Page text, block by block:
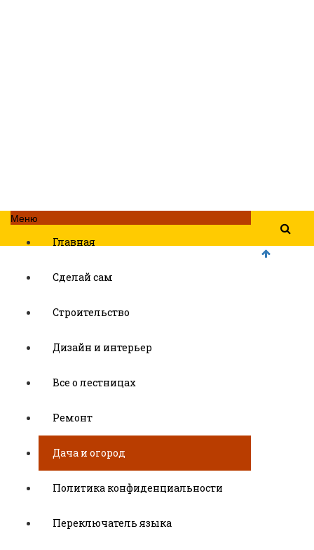
Меню
Главная
Сделай сам
Строительство
Дизайн и интерьер
Все о лестницах
Ремонт
Дача и огород
Политика конфиденциальности
Переключатель языка